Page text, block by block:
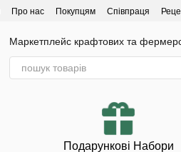
Про нас Покупцям Співпраця
Маркетплейс крафтових та
Подарункові Набори